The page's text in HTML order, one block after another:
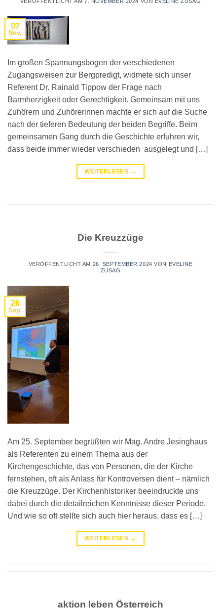
VERÖFFENTLICHT AM7. NOVEMBER 2024 VON EVELINE ZUSAG
07
Nov.
Im großen Spannungsbogen der verschiedenen
Zugangsweisen zur Bergpredigt, widmete sich unser
Referent Dr. Rainald Tippow der Frage nach
Barmherzigkeit oder Gerechtigkeit. Gemeinsam mit uns
Zuhörern und Zuhörerinnen machte er sich auf die Suche
nach der tieferen Bedeutung der beiden Begriffe. Beim
gemeinsamen Gang durch die Geschichte erfuhren wir,
dass beide immer wieder verschieden ausgelegt und […]
WEITERLESEN →
Die Kreuzzüge
VERÖFFENTLICHT AM 26. SEPTEMBER 2024 VON EVELINE
ZUSAG
26
Sep.
Am 25. September begrüßten wir Mag. Andre Jesinghaus
als Referenten zu einem Thema aus der
Kirchengeschichte, das von Personen, die der Kirche
fernstehen, oft als Anlass für Kontroversen dient – nämlich
die Kreuzzüge. Der Kirchenhistoriker beeindruckte uns
dabei durch die detailreichen Kenntnisse dieser Periode.
Und wie so oft stellte sich auch hier heraus, dass es […]
WEITERLESEN →
aktion leben Österreich